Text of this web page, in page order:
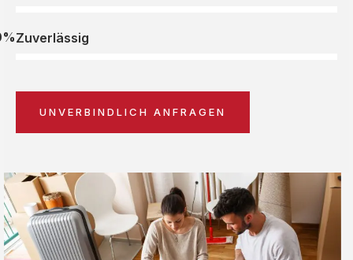
Zuverlässig
UNVERBINDLICH ANFRAGEN